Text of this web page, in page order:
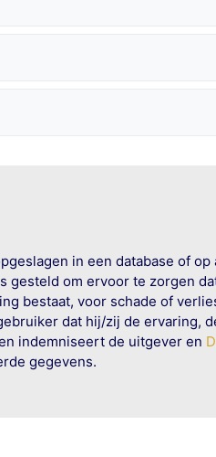
in een database of op
gesteld om ervoor te zorgen
bestaat, voor schade of
dat hij/zij de ervaring,
indemniseert de uitgever en
gegevens.